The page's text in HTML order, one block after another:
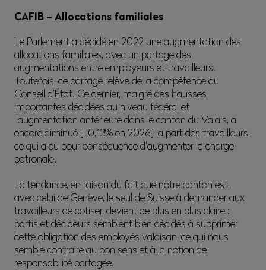
Fortune mobilière :CHF 57’008’328
Entreprises affiliées :1’025
Personnes assurées :10’061
Bénéficiaires de prestations :1’556
Nbre d’assurés actifs pour un rentier :6,47
CAFIB – Allocations familiales
Le Parlement a décidé en 2022 une augmentation des
allocations familiales, avec un partage des
augmentations entre employeurs et travailleurs.
Toutefois, ce partage relève de la compétence du
Conseil d’État. Ce dernier, malgré des hausses
importantes décidées au niveau fédéral et
l’augmentation antérieure dans le canton du Valais, a
encore diminué [-0,13% en 2026] la part des travailleurs,
ce qui a eu pour conséquence d’augmenter la charge
patronale.
La tendance, en raison du fait que notre canton est,
avec celui de Genève, le seul de Suisse à demander aux
travailleurs de cotiser, devient de plus en plus claire :
partis et décideurs semblent bien décidés à supprimer
cette obligation des employés valaisan, ce qui nous
semble contraire au bon sens et à la notion de
responsabilité partagée.